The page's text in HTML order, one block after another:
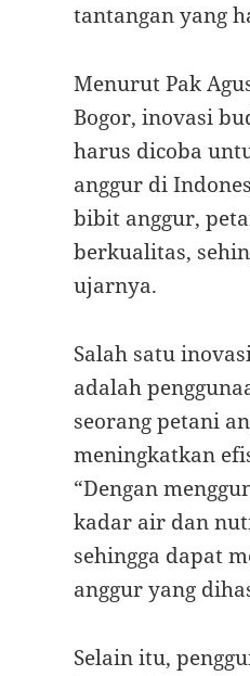
tantangan yang
Menurut Pak
Bogor, inovasi
harus dicoba
anggur di
bibit anggur,
berkualitas,
ujarnya.
Salah satu
adalah
seorang petani
meningkatkan
“Dengan
kadar air dan
sehingga dapat
anggur yang
Selain itu,